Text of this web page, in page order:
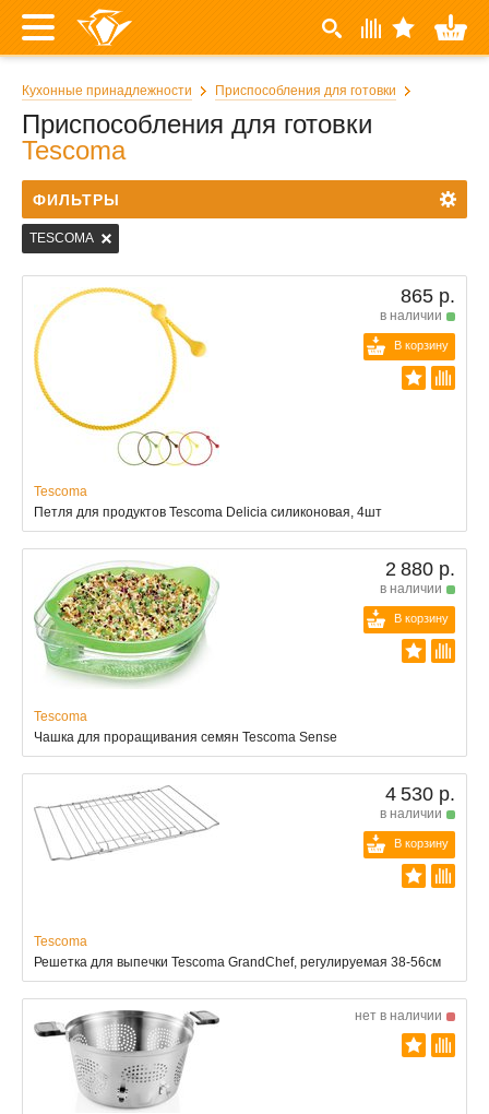
Кухонные принадлежности Приспособления для готовки
Приспособления для готовки
Tescoma
ФИЛЬТРЫ
TESCOMA
865 р.
в наличии
В корзину
Tescoma
Петля для продуктов Tescoma Delicia силиконовая, 4шт
2 880 р.
в наличии
В корзину
Tescoma
Чашка для проращивания семян Tescoma Sense
4 530 р.
в наличии
В корзину
Tescoma
Решетка для выпечки Tescoma GrandChef, регулируемая 38-56см
нет в наличии